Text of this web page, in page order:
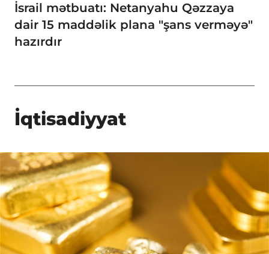
İsrail mətbuatı: Netanyahu Qəzzaya
dair 15 maddəlik plana "şans verməyə"
hazırdır
İqtisadiyyat